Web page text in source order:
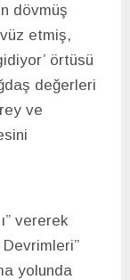
dövmüş
etmiş,
örtüsü
değerleri
ve
vererek
yolunda